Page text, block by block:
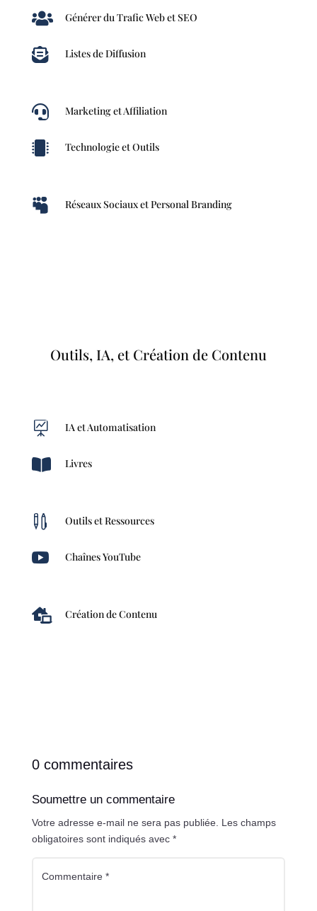
 Générer du Trafic Web et SEO
 Listes de Diffusion
 Marketing et Affiliation
 Technologie et Outils
 Réseaux Sociaux et Personal Branding
Outils, IA, et Création de Contenu
 IA et Automatisation
 Livres
 Outils et Ressources
 Chaînes YouTube
 Création de Contenu
0 commentaires
Soumettre un commentaire
Votre adresse e-mail ne sera pas publiée. Les champs
obligatoires sont indiqués avec *